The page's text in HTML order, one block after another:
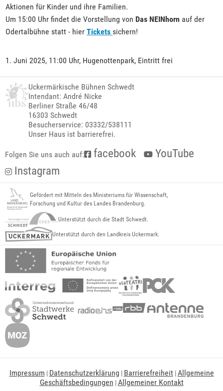
Aktionen für Kinder und ihre Familien.
Um 15:00 Uhr findet die Vorstellung von Das NEINhorn auf der
Odertalbühne statt - hierTickets sichern!
1. Juni 2025, 11:00 Uhr, Hugenottenpark, Eintritt frei
Uckermärkische Bühnen Schwedt
Intendant: André Nicke
Berliner Straße 46/48
16303 Schwedt
Besucherservice: 03332/538111
Unser Haus ist barrierefrei.
Folgen Sie uns auch auf: facebook
YouTube
Instagram
Gefördert mit Mitteln des Ministeriums für Wissenschaft,
Forschung und Kultur des Landes Brandenburg.
Unterstützt durch die Stadt Schwedt.
Unterstützt durch den Landkreis Uckermark.
Impressum | Datenschutzerklärung | Barrierefreiheit|Allgemeine
Geschäftsbedingungen |Allgemeiner Kontakt